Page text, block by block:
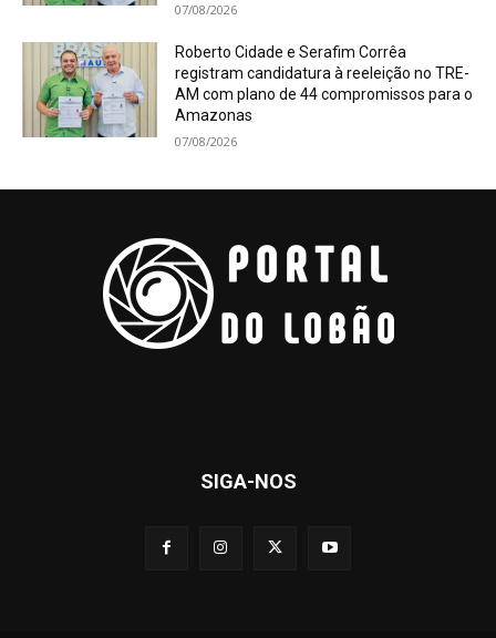
07/08/2026
Roberto Cidade e Serafim Corrêa
registram candidatura à reeleição no TRE-
AM com plano de 44 compromissos para o
Amazonas
07/08/2026
SIGA-NOS